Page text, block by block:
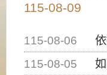
115-08-09
115-08-06
依據中
115-08-05